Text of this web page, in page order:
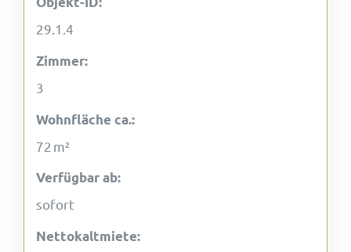
29.1.4
Zimmer:
3
Wohnfläche ca.:
72 m²
Verfügbar ab:
sofort
Nettokaltmiete: